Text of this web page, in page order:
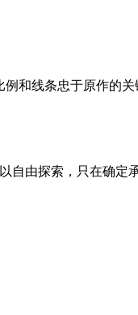
和线条忠于原作的
由探索，只在确定